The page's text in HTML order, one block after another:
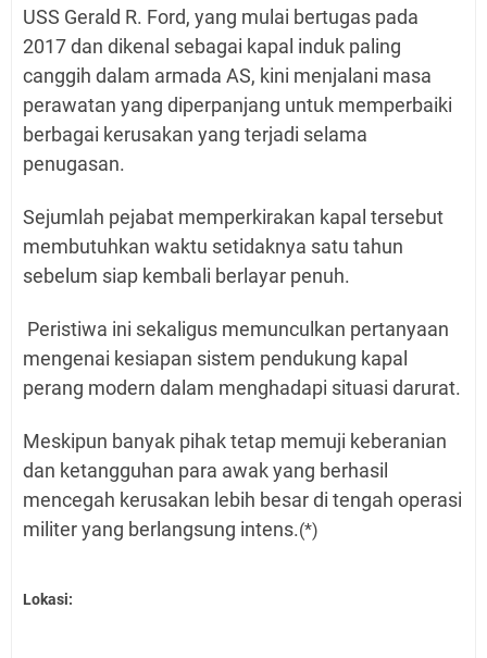
USS Gerald R. Ford, yang mulai bertugas pada
2017 dan dikenal sebagai kapal induk paling
canggih dalam armada AS, kini menjalani masa
perawatan yang diperpanjang untuk memperbaiki
berbagai kerusakan yang terjadi selama
penugasan.
Sejumlah pejabat memperkirakan kapal tersebut
membutuhkan waktu setidaknya satu tahun
sebelum siap kembali berlayar penuh.
Peristiwa ini sekaligus memunculkan pertanyaan
mengenai kesiapan sistem pendukung kapal
perang modern dalam menghadapi situasi darurat.
Meskipun banyak pihak tetap memuji keberanian
dan ketangguhan para awak yang berhasil
mencegah kerusakan lebih besar di tengah operasi
militer yang berlangsung intens.(*)
Lokasi: